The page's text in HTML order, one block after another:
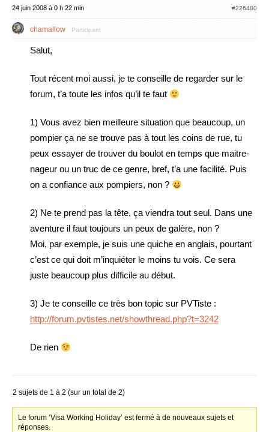
24 juin 2008 à 0 h 22 min #226480
chamallow Participant
Salut,
Tout récent moi aussi, je te conseille de regarder sur le
forum, t’a toute les infos qu’il te faut
1) Vous avez bien meilleure situation que beaucoup, un
pompier ça ne se trouve pas à tout les coins de rue, tu
peux essayer de trouver du boulot en temps que maitre-
nageur ou un truc de ce genre, bref, t’a une facilité. Puis
on a confiance aux pompiers, non ?
2) Ne te prend pas la tête, ça viendra tout seul. Dans une
aventure il faut toujours un peux de galère, non ?
Moi, par exemple, je suis une quiche en anglais, pourtant
c’est ce qui doit m’inquiéter le moins tu vois. Ce sera
juste beaucoup plus difficile au début.
3) Je te conseille ce très bon topic sur PVTiste :
http://forum.pvtistes.net/showthread.php?t=3242
De rien
2 sujets de 1 à 2 (sur un total de 2)
Le forum ‘Visa Working Holiday’ est fermé à de nouveaux sujets et
réponses.